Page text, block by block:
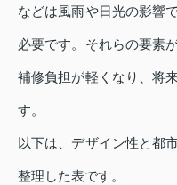
などは風雨や日光の影響
必要です。それらの要素
補修負担が軽くなり、将
す。
以下は、デザイン性と都
整理した表です。